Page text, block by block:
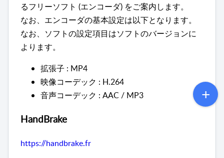
るフリーソフト (エンコーダ) をご案内します。
なお、エンコーダの基本設定は以下となります。
なお、ソフトの設定項目はソフトのバージョンに
よります。
拡張子 : MP4
映像コーデック : H.264
音声コーデック : AAC / MP3
HandBrake
https://handbrake.fr